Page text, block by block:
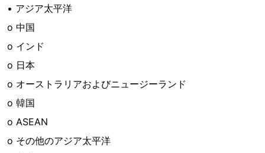
• アジア太平洋
o 中国
o インド
o 日本
o オーストラリアおよびニュージーランド
o 韓国
o ASEAN
o その他のアジア太平洋